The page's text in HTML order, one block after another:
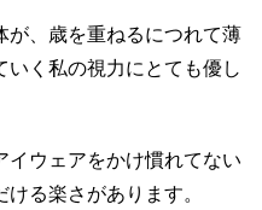
が、歳を重ねるにつれて薄
いく私の視力にとても優し
イウェアをかけ慣れてない
る楽さがあります。